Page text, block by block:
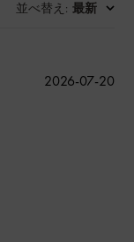
並べ替え : 最新
公
2026-07-20